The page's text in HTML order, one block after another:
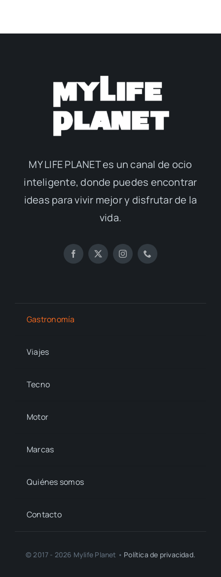
MY LIFE PLANET es un canal de ocio
inteligente, donde puedes encontrar
ideas para vivir mejor y disfrutar de la
vida.
Gastronomía
Viajes
Tecno
Motor
Marcas
Quiénes somos
Contacto
© 2017 - 2026 Mylife Planet • Política de privacidad.